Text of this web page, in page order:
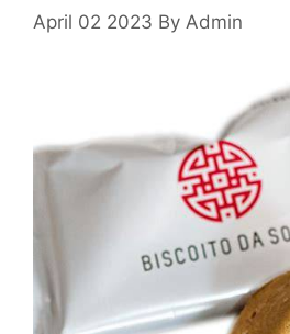
April 02 2023 By Admin